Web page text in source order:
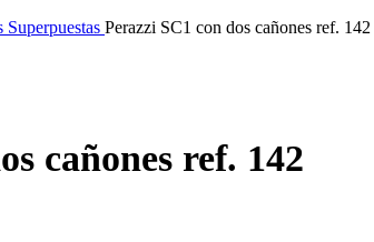
Superpuestas Perazzi SC1 con dos cañones ref. 142
cañones ref. 142